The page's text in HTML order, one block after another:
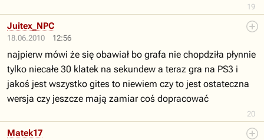
19
18.06.2010 12:56
20
Juitex_NPC
najpierw mówi że się obawiał bo grafa nie chopdziła płynnie
tylko niecałe 30 klatek na sekundew a teraz gra na PS3 i
jakoś jest wszystko gites to niewiem czy to jest ostateczna
wersja czy jeszcze mają zamiar coś dopracować
Matek17